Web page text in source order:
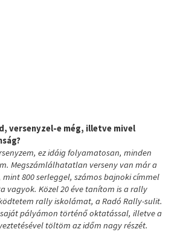
versenyzel-e még, illetve mivel
ez idáig folyamatosan, minden
Megszámlálhatatlan verseny van már a
800 serleggel, számos bajnoki címmel
vagyok. Közel 20 éve tanítom is a rally
rally iskolámat, a Radó Rally-sulit.
pályámon történő oktatással, illetve a
töltöm az időm nagy részét.